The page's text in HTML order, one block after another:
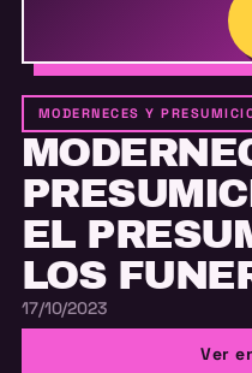
MODERNECES Y
EL
LOS
17/10/2023
Ver